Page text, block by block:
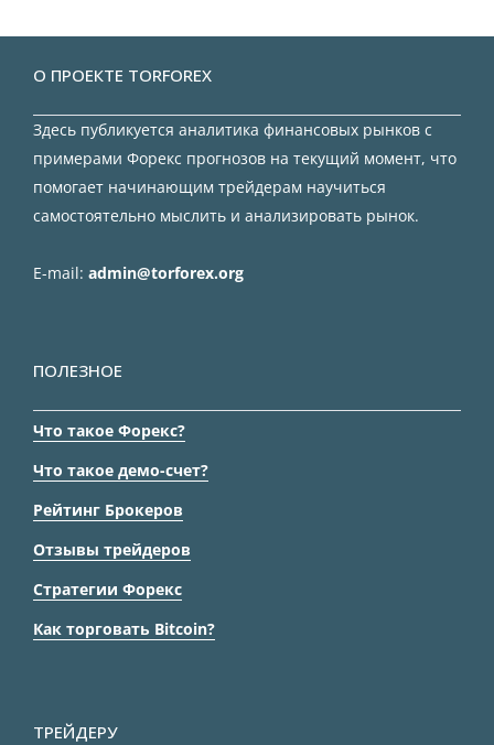
О ПРОЕКТЕ TORFOREX
Здесь публикуется аналитика финансовых рынков с
примерами Форекс прогнозов на текущий момент, что
помогает начинающим трейдерам научиться
самостоятельно мыслить и анализировать рынок.
E-mail: admin@torforex.org
ПОЛЕЗНОЕ
Что такое Форекс?
Что такое демо-счет?
Рейтинг Брокеров
Отзывы трейдеров
Стратегии Форекс
Как торговать Bitcoin?
ТРЕЙДЕРУ